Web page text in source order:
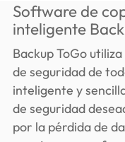
Software de
inteligente
Backup ToGo
de seguridad de
inteligente y
de seguridad
por la pérdida de